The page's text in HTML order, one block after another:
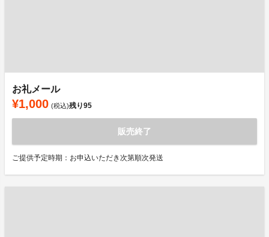
お礼メール
¥1,000 (税込)残り95
販売終了
ご提供予定時期：お申込いただき次第順次発送